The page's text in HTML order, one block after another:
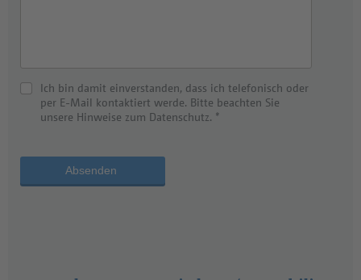
Ich bin damit einverstanden, dass ich telefonisch oder
per E-Mail kontaktiert werde. Bitte beachten Sie
unsere Hinweise zum Datenschutz. *
Absenden